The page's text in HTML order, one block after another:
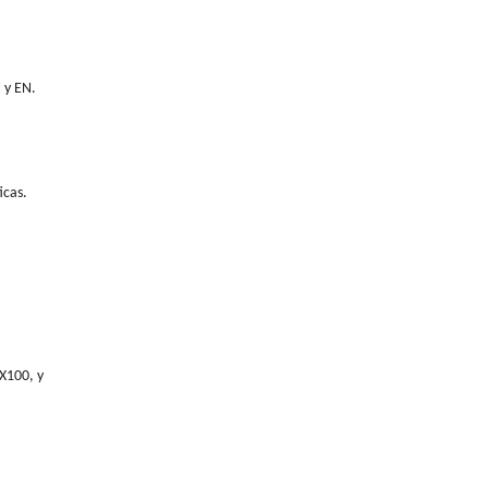
EN.
y